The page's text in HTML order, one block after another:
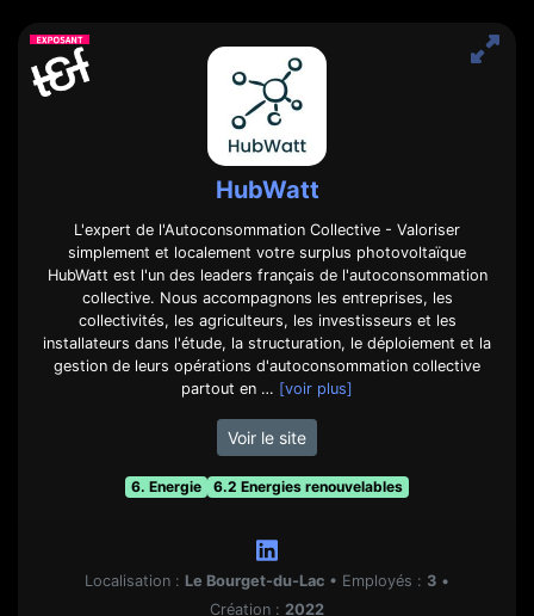
HubWatt
L'expert de l'Autoconsommation Collective - Valoriser
simplement et localement votre surplus photovoltaïque
HubWatt est l'un des leaders français de l'autoconsommation
collective. Nous accompagnons les entreprises, les
collectivités, les agriculteurs, les investisseurs et les
installateurs dans l'étude, la structuration, le déploiement et la
gestion de leurs opérations d'autoconsommation collective
partout en … [voir plus]
Voir le site
6. Energie 6.2 Energies renouvelables
Localisation : Le Bourget-du-Lac • Employés : 3 •
Création : 2022